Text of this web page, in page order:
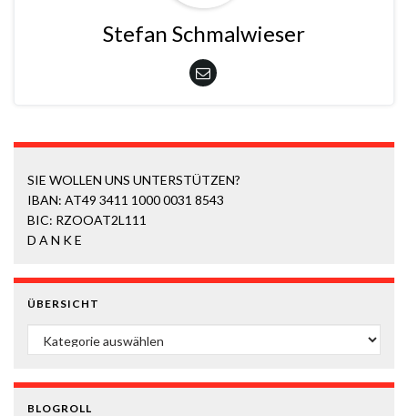
Stefan Schmalwieser
SIE WOLLEN UNS UNTERSTÜTZEN?
IBAN: AT49 3411 1000 0031 8543
BIC: RZOOAT2L111
D A N K E
ÜBERSICHT
ÜBERSICHT
BLOGROLL